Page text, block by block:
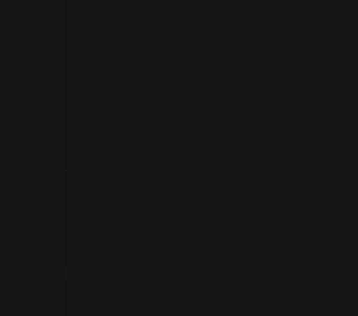
UI to mitigate regulatory risks and
drop builder, drastically cutting